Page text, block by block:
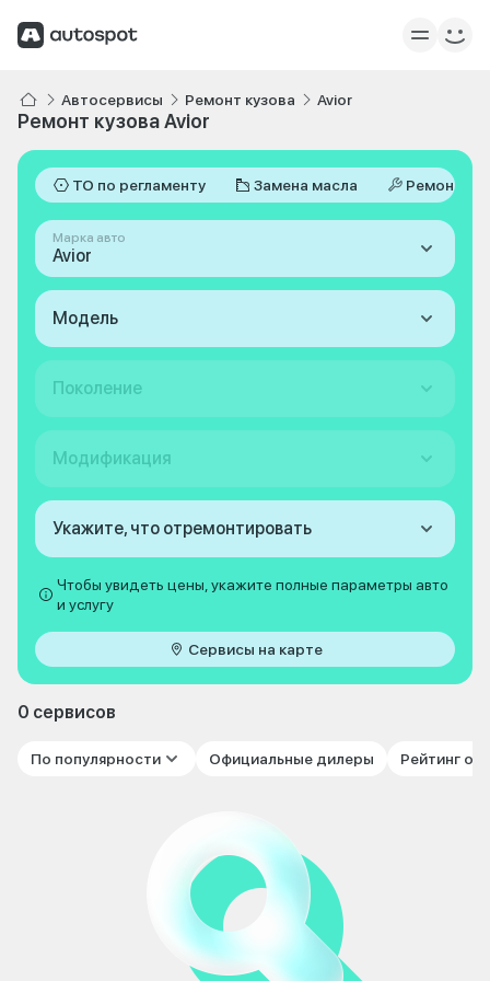
Автосервисы Ремонт кузова Avior
Ремонт кузова Avior
ТО по регламенту Замена масла Ремонт
Марка авто
Avior
Модель
Поколение
Модификация
Укажите, что отремонтировать
Чтобы увидеть цены, укажите полные параметры авто
и услугу
Сервисы на карте
0 сервисов
По популярности Официальные дилеры Рейтинг